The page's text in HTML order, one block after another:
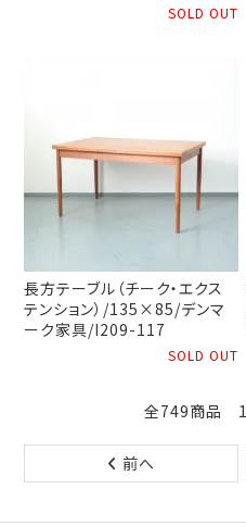
SOLD OUT
長方テーブル（チーク・エクス
テンション）/135×85/デンマ
ーク家具/I209-117
SOLD OUT
全749商品
前へ